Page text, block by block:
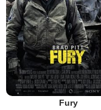
Fury